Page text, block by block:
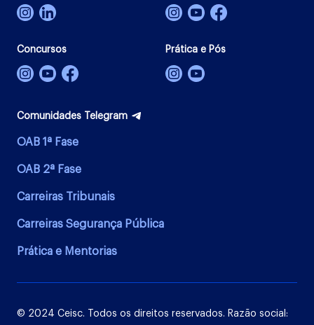
Concursos Prática e Pós
Comunidades Telegram
OAB 1ª Fase
OAB 2ª Fase
Carreiras Tribunais
Carreiras Segurança Pública
Prática e Mentorias
© 2024 Ceisc. Todos os direitos reservados. Razão social: